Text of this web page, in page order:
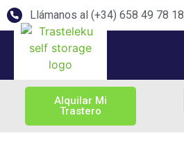
Llámanos al (+34) 658 49 78 18
Alquilar Mi
Trastero